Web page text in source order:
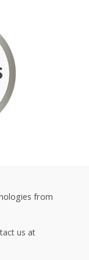
from
us at